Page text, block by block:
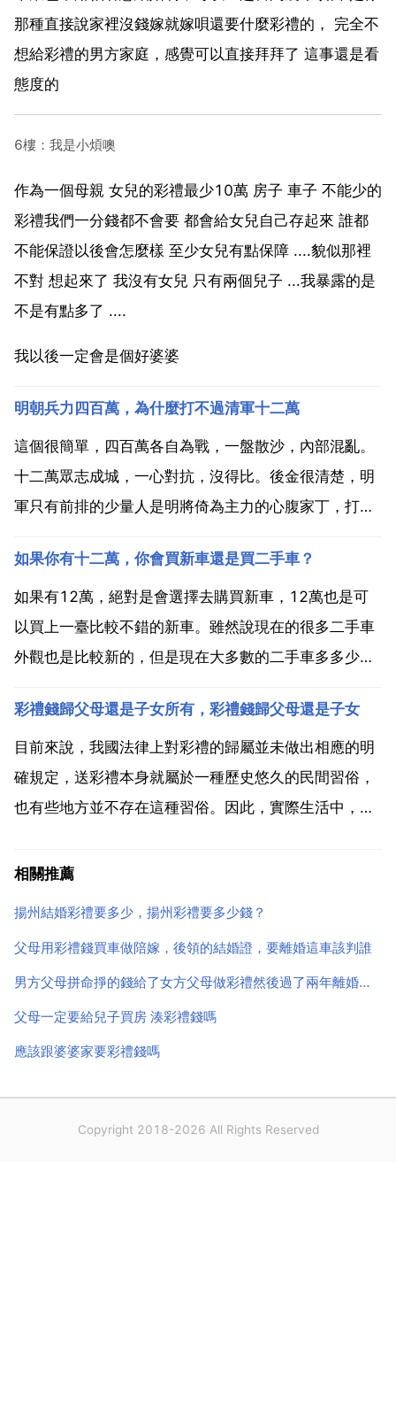
那種直接說家裡沒錢嫁就嫁唄還要什麼彩禮的， 完全不
想給彩禮的男方家庭，感覺可以直接拜拜了 這事還是看
態度的
6樓：我是小煩噢
作為一個母親 女兒的彩禮最少10萬 房子 車子 不能少的
彩禮我們一分錢都不會要 都會給女兒自己存起來 誰都
不能保證以後會怎麼樣 至少女兒有點保障 ....貌似那裡
不對 想起來了 我沒有女兒 只有兩個兒子 ...我暴露的是
不是有點多了 ....
我以後一定會是個好婆婆
明朝兵力四百萬，為什麼打不過清軍十二萬
這個很簡單，四百萬各自為戰，一盤散沙，內部混亂。
十二萬眾志成城，一心對抗，沒得比。後金很清楚，明
軍只有前排的少量人是明將倚為主力的心腹家丁，打光
給滿清韃虜，而是敗給了李闖流寇。韃虜只是適逢其時
而已。1644年李自成率大順軍攻佔明朝國都北京。一
片石之戰後...
如果你有十二萬，你會買新車還是買二手車？
如果有12萬，絕對是會選擇去購買新車，12萬也是可
以買上一臺比較不錯的新車。雖然說現在的很多二手車
外觀也是比較新的，但是現在大多數的二手車多多少少
問題，維修的費用也是不低的。12萬塊錢如果買二手車
的話，絕對是可以買到一輛豪車，但是不太建議大家去
進行購買...
彩禮錢歸父母還是子女所有，彩禮錢歸父母還是子女
目前來說，我國法律上對彩禮的歸屬並未做出相應的明
確規定，送彩禮本身就屬於一種歷史悠久的民間習俗，
也有些地方並不存在這種習俗。因此，實際生活中，婚
方自主確定的。與此同時，婚前送的彩禮可以由父母接
相關推薦
揚州結婚彩禮要多少，揚州彩禮要多少錢？
父母用彩禮錢買車做陪嫁，後領的結婚證，要離婚這車該判誰
男方父母拼命掙的錢給了女方父母做彩禮然後過了兩年離婚了，彩禮該怎麼辦
父母一定要給兒子買房 湊彩禮錢嗎
應該跟婆婆家要彩禮錢嗎
Copyright 2018-2026 All Rights Reserved